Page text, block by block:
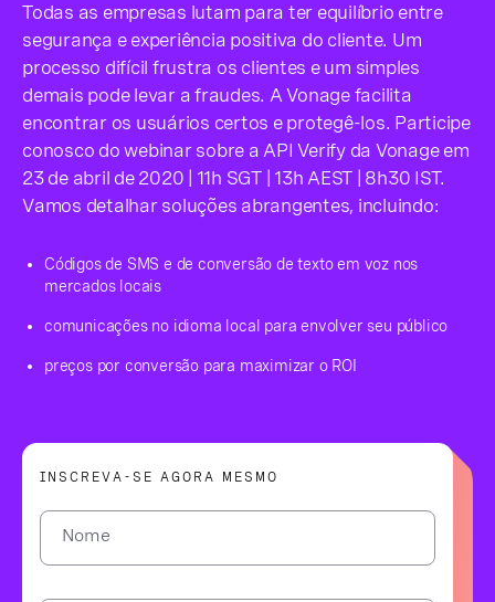
Todas as empresas lutam para ter equilíbrio entre
segurança e experiência positiva do cliente. Um
processo difícil frustra os clientes e um simples
demais pode levar a fraudes. A Vonage facilita
encontrar os usuários certos e protegê-los. Participe
conosco do webinar sobre a API Verify da Vonage em
23 de abril de 2020 | 11h SGT | 13h AEST | 8h30 IST.
Vamos detalhar soluções abrangentes, incluindo:
Códigos de SMS e de conversão de texto em voz nos
mercados locais
comunicações no idioma local para envolver seu público
preços por conversão para maximizar o ROI
INSCREVA-SE AGORA MESMO
Nome